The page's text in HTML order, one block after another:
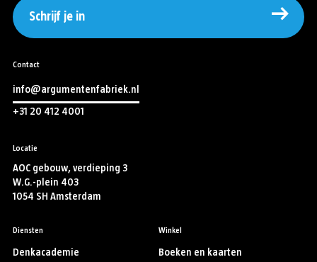
Schrijf je in
Contact
info@argumentenfabriek.nl
+31 20 412 4001
Locatie
AOC gebouw, verdieping 3
W.G.-plein 403
1054 SH Amsterdam
Diensten
Denkacademie
Winkel
Boeken en kaarten